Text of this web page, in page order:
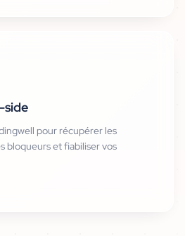
side
pour récupérer les
bloqueurs et fiabiliser vos